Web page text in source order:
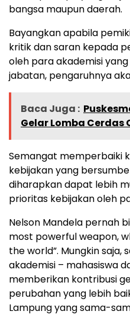
bangsa maupun daerah.
Bayangkan apabila
kritik dan saran kepada
oleh para akademisi
jabatan, pengaruhnya
Baca Juga :
Gelar Lomba
Semangat memperbaiki
kebijakan yang
diharapkan dapat lebih
prioritas kebijakan oleh
Nelson Mandela pernah
most powerful weapon,
the world”. Mungkin
akademisi – mahasiswa
memberikan kontribusi
perubahan yang lebih
Lampung yang sama-